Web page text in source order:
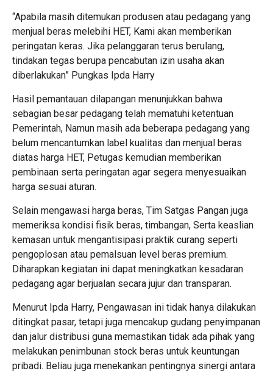
“Apabila masih ditemukan produsen atau pedagang yang
menjual beras melebihi HET, Kami akan memberikan
peringatan keras. Jika pelanggaran terus berulang,
tindakan tegas berupa pencabutan izin usaha akan
diberlakukan” Pungkas Ipda Harry
Hasil pemantauan dilapangan menunjukkan bahwa
sebagian besar pedagang telah mematuhi ketentuan
Pemerintah, Namun masih ada beberapa pedagang yang
belum mencantumkan label kualitas dan menjual beras
diatas harga HET, Petugas kemudian memberikan
pembinaan serta peringatan agar segera menyesuaikan
harga sesuai aturan.
Selain mengawasi harga beras, Tim Satgas Pangan juga
memeriksa kondisi fisik beras, timbangan, Serta keaslian
kemasan untuk mengantisipasi praktik curang seperti
pengoplosan atau pemalsuan level beras premium.
Diharapkan kegiatan ini dapat meningkatkan kesadaran
pedagang agar berjualan secara jujur dan transparan.
Menurut Ipda Harry, Pengawasan ini tidak hanya dilakukan
ditingkat pasar, tetapi juga mencakup gudang penyimpanan
dan jalur distribusi guna memastikan tidak ada pihak yang
melakukan penimbunan stock beras untuk keuntungan
pribadi. Beliau juga menekankan pentingnya sinergi antara